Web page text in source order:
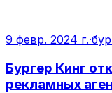
9 февр. 2024 г.·
Бургер Кинг
рекламных